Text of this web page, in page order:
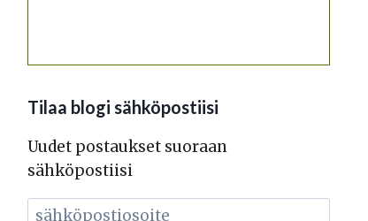
Tilaa blogi sähköpostiisi
Uudet postaukset suoraan
sähköpostiisi